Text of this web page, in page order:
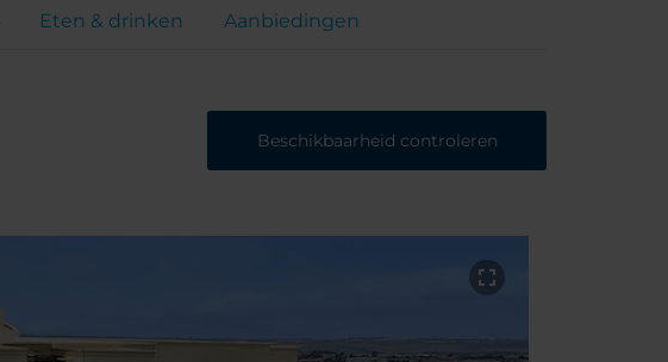
Eten & drinken Aanbiedingen
Beschikbaarheid controleren